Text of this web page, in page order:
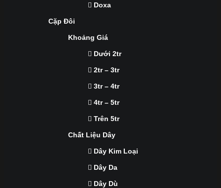
Doxa
Cặp Đôi
Khoảng Giá
Dưới 2tr
2tr – 3tr
3tr – 4tr
4tr – 5tr
Trên 5tr
Chất Liệu Dây
Dây Kim Loại
Dây Da
Dây Dù